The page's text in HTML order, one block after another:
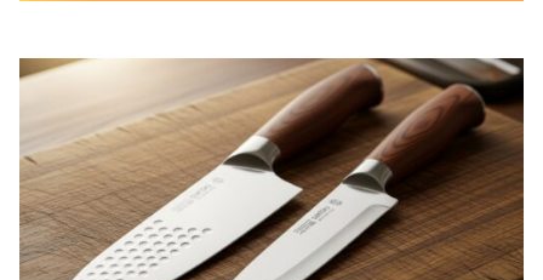
プロが選ぶ理由と使い心地
包丁ミソノ440購入ガイドと手入れ
人気の牛刀ラインナップ
便利な三徳とペティナイフ
サイズ選びのポイント
推奨される研ぎ方と頻度